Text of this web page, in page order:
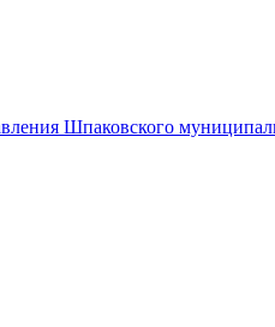
Шпаковского